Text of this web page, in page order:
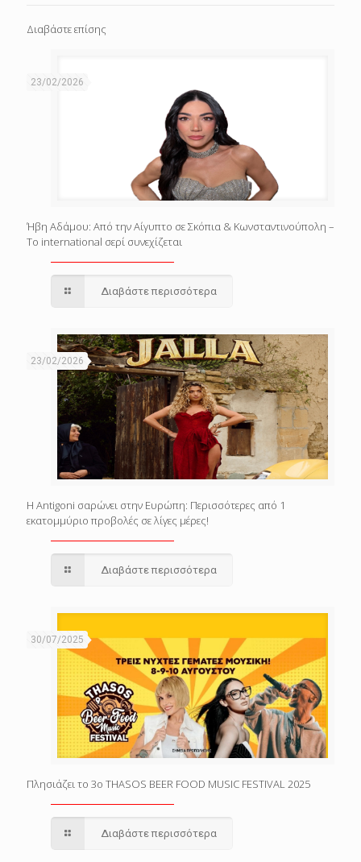
Διαβάστε επίσης
23/02/2026
Ήβη Αδάμου: Από την Αίγυπτο σε Σκόπια & Κωνσταντινούπολη –
Το international σερί συνεχίζεται
Διαβάστε περισσότερα
23/02/2026
Η Antigoni σαρώνει στην Ευρώπη: Περισσότερες από 1
εκατομμύριο προβολές σε λίγες μέρες!
Διαβάστε περισσότερα
30/07/2025
Πλησιάζει το 3o THASOS BEER FOOD MUSIC FESTIVAL 2025
Διαβάστε περισσότερα